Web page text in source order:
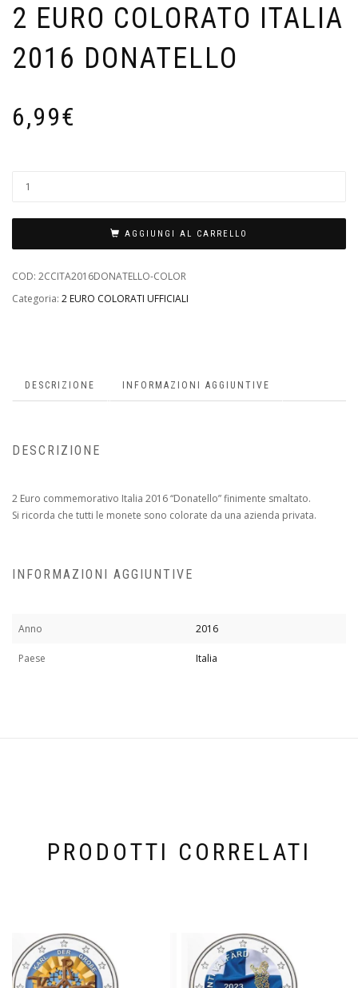
2 EURO COLORATO ITALIA
2016 DONATELLO
6,99€
AGGIUNGI AL CARRELLO
COD: 2CCITA2016DONATELLO-COLOR
Categoria: 2 EURO COLORATI UFFICIALI
DESCRIZIONE INFORMAZIONI AGGIUNTIVE
DESCRIZIONE
2 Euro commemorativo Italia 2016 “Donatello” finimente smaltato.
Si ricorda che tutti le monete sono colorate da una azienda privata.
INFORMAZIONI AGGIUNTIVE
Anno 2016
Paese Italia
PRODOTTI CORRELATI